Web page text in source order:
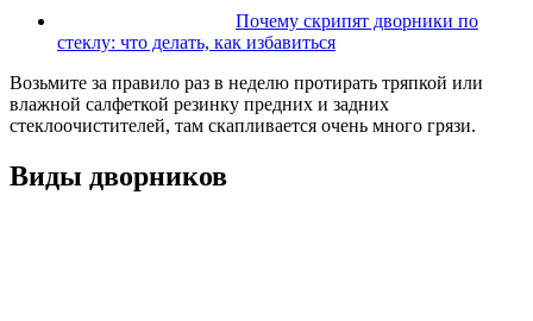
Почему скрипят дворники по
стеклу: что делать, как избавиться
Возьмите за правило раз в неделю протирать тряпкой или
влажной салфеткой резинку предних и задних
стеклоочистителей, там скапливается очень много грязи.
Виды дворников